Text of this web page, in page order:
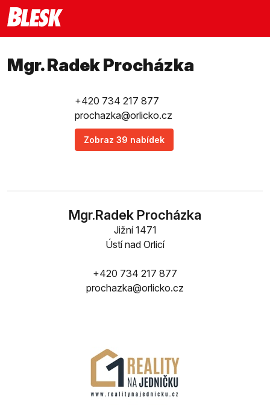
Mgr. Radek Procházka
+420 734 217 877
prochazka@orlicko.cz
Zobraz 39 nabídek
Mgr.Radek Procházka
Jižní 1471
Ústí nad Orlicí
+420 734 217 877
prochazka@orlicko.cz